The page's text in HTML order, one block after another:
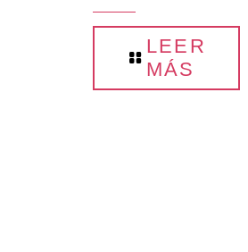
LEER
MÁS